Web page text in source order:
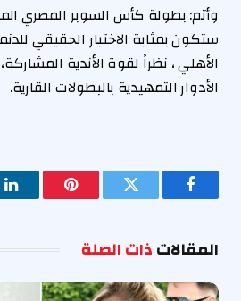
وأتم: بطولة كأس السوبر المصري
ستكون بمثابة الاختبار الحقيقي
الأهلي ، نظراً لقوة الأندية
الأدوار التمهيدية بالبطولات القارية.
فيسبوك تويتر بينتيريست
المقالاتذات الصلة